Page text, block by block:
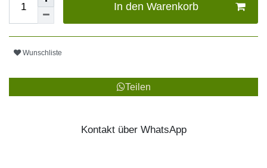
In den Warenkorb
Wunschliste
Teilen
Kontakt über WhatsApp